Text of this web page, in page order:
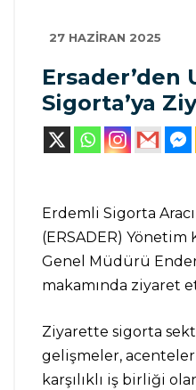
27 HAZIRAN 2025
Ersader’den
Sigorta’ya
Erdemli Sigorta
(ERSADER)
Genel Müdürü
makamında ziyaret
Ziyarette sigorta
gelişmeler,
karşılıklı iş birliği